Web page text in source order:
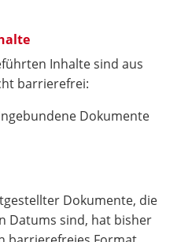
Inhalte sind aus
barrierefrei:
Dokumente
Dokumente, die
Datums sind, hat bisher